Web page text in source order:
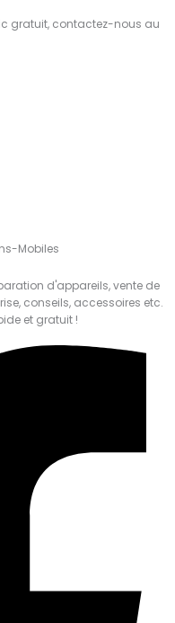
gratuit, contactez-nous au
d'appareils, vente de
conseils, accessoires etc.
et gratuit !